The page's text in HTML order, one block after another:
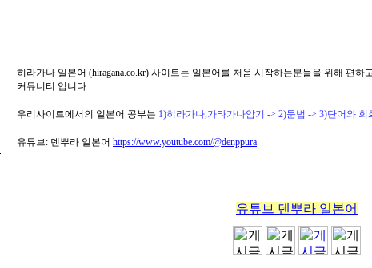
히라가나 일본어 (hiragana.co.kr) 사이트는 일본어를 처음 시작하는분들을 위해 편
커뮤니티 입니다.
우리사이트에서의 일본어 공부는 1)히라가나,가타가나암기 -> 2)문법 -> 3)단어와 회
유튜브: 덴뿌라 일본어 https://www.youtube.com/@denppura
유튜브 덴뿌라 일본어